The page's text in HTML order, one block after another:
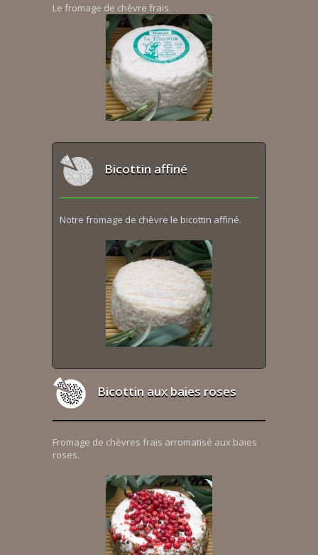
Le fromage de chèvre frais.
Bicottin affiné
Notre fromage de chèvre le bicottin affiné.
Bicottin aux baies roses
Fromage de chèvres frais arromatisé aux baies
roses.